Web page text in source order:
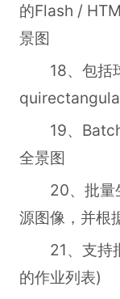
的Flash /
景图
18、包括球
19、Batch
全景图
20、批量生
源图像，并根
21、支持批
的作业列表)